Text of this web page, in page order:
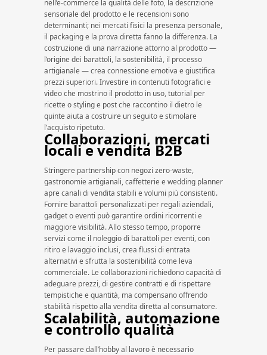
nell’e-commerce la qualità delle foto, la descrizione
sensoriale del prodotto e le recensioni sono
determinanti; nei mercati fisici la presenza personale,
il packaging e la prova diretta fanno la differenza. La
costruzione di una narrazione attorno al prodotto —
l’origine dei barattoli, la sostenibilità, il processo
artigianale — crea connessione emotiva e giustifica
prezzi superiori. Investire in contenuti fotografici e
video che mostrino il prodotto in uso, tutorial per
ricette o styling e post che raccontino il dietro le
quinte aiuta a costruire un seguito e stimolare
l’acquisto ripetuto.
Collaborazioni, mercati
locali e vendita B2B
Stringere partnership con negozi zero-waste,
gastronomie artigianali, caffetterie e wedding planner
apre canali di vendita stabili e volumi più consistenti.
Fornire barattoli personalizzati per regali aziendali,
gadget o eventi può garantire ordini ricorrenti e
maggiore visibilità. Allo stesso tempo, proporre
servizi come il noleggio di barattoli per eventi, con
ritiro e lavaggio inclusi, crea flussi di entrata
alternativi e sfrutta la sostenibilità come leva
commerciale. Le collaborazioni richiedono capacità di
adeguare prezzi, di gestire contratti e di rispettare
tempistiche e quantità, ma compensano offrendo
stabilità rispetto alla vendita diretta al consumatore.
Scalabilità, automazione
e controllo qualità
Per passare dall’hobby al lavoro è necessario